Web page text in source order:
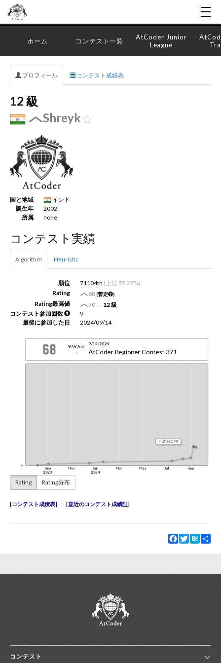
新規登録
ホーム コンテスト一覧
AtCoder Junior
League
プロフィール コンテスト成績表
12 級
Shreyk
国と地域
インド
誕生年
2002
所属
none
コンテスト実績
Algorithm Heuristic
順位 71104th (上位 55.27%)
Rating
68(暫定 )
Rating最高値 70― 12 級
コンテスト参加回数
9
最後に参加した日
2024/09/14
Rating Rating分布
コンテスト成績表 直近のコンテスト成績証
Facebook
TwitterHatena
コンテスト